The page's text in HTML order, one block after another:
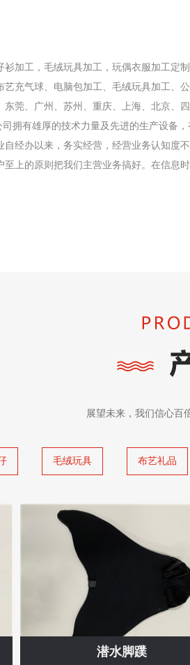
加工，毛绒玩具加工，玩偶衣服加工定
充气球、电脑包加工、毛绒玩具加工、
莞、广州、苏州、重庆、上海、北京、
拥有雄厚的技术力量及先进的生产设备
经办以来，务实经营，经营业务认知度
上的原则把我们主营业务搞好。在信息
展望未来，我们信心百
毛绒玩具 布艺礼品
潜水脚蹼